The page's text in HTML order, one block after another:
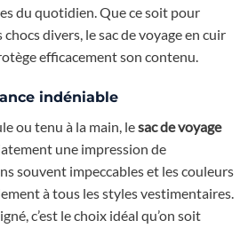
du quotidien. Que ce soit pour
divers, le sac de voyage en cuir
efficacement son contenu.
indéniable
ou tenu à la main, lesac de voyage
une impression de
souvent impeccables et les couleurs
à tous les styles vestimentaires.
c’est le choix idéal qu’on soit